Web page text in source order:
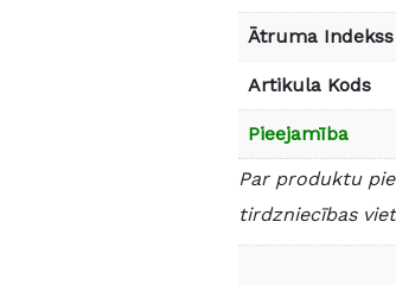
Ātruma Indekss
Artikula Kods
Pieejamība
Par produktu
tirdzniecības